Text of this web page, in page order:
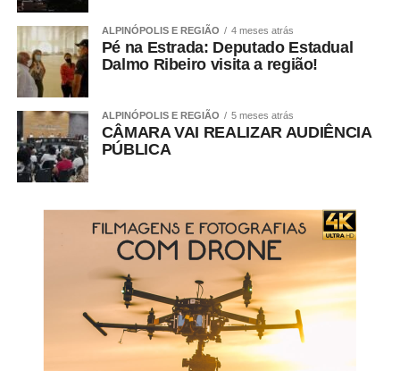
ALPINÓPOLIS E REGIÃO 4 meses atrás
Pé na Estrada: Deputado Estadual
Dalmo Ribeiro visita a região!
ALPINÓPOLIS E REGIÃO 5 meses atrás
CÂMARA VAI REALIZAR AUDIÊNCIA
PÚBLICA